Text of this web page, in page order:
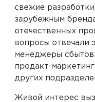
свежие
зарубежным
отечественных
вопросы отвечали
менеджеры
продакт-
других
Живой интерес